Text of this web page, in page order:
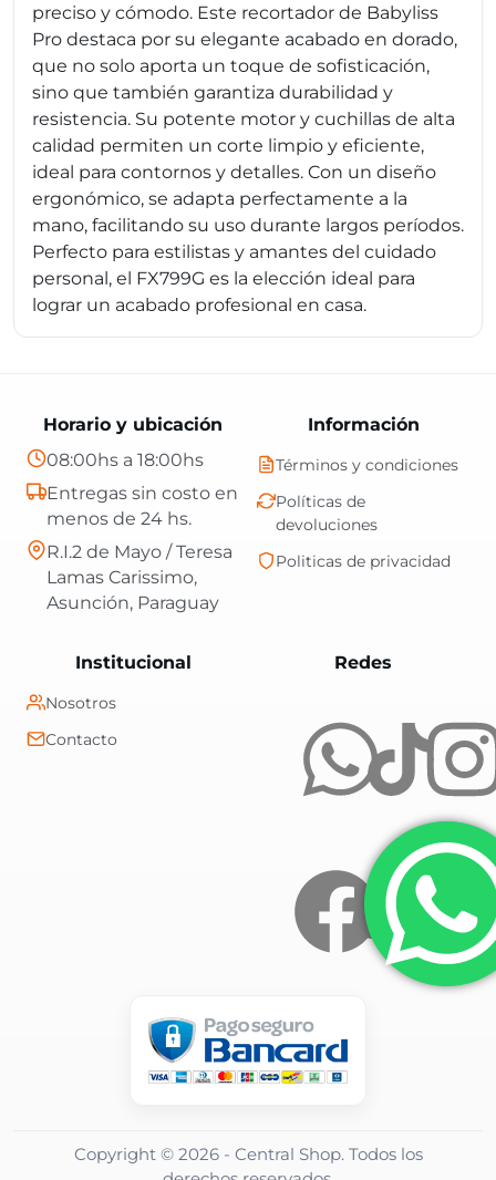
preciso y cómodo. Este recortador de Babyliss
Pro destaca por su elegante acabado en dorado,
que no solo aporta un toque de sofisticación,
sino que también garantiza durabilidad y
resistencia. Su potente motor y cuchillas de alta
calidad permiten un corte limpio y eficiente,
ideal para contornos y detalles. Con un diseño
ergonómico, se adapta perfectamente a la
mano, facilitando su uso durante largos períodos.
Perfecto para estilistas y amantes del cuidado
personal, el FX799G es la elección ideal para
lograr un acabado profesional en casa.
RedesCentral Shop es
Información
Términos y condiciones
Políticas de
devoluciones
Politicas de privacidad
Institucional
Nosotros
Contacto
Horario y ubicación
08:00hs a 18:00hs
Entregas sin costo en
menos de 24 hs.
R.I.2 de Mayo / Teresa
Lamas Carissimo,
Asunción, Paraguay
Copyright © 2026- Central Shop. Todos los